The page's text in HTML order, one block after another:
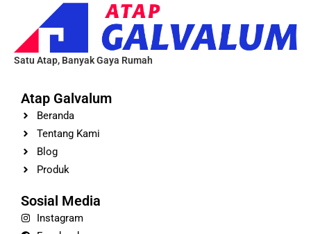
Satu Atap, Banyak Gaya Rumah
Atap Galvalum
Beranda
Tentang Kami
Blog
Produk
Sosial Media
Instagram